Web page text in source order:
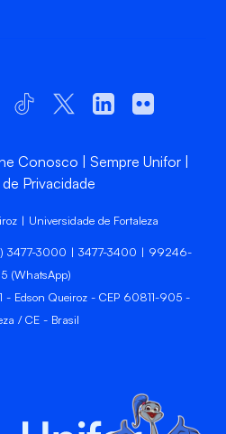
Conosco
Sempre Unifor
Privacidade
| Universidade de Fortaleza
3477-3000 | 3477-3400 | 99246-
(WhatsApp)
- Edson Queiroz - CEP 60811-905 -
/ CE - Brasil